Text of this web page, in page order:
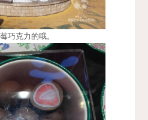
巧克力的哦。